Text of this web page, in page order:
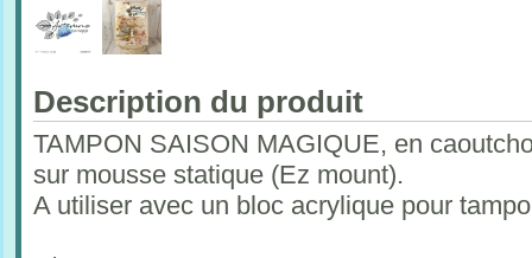
Description du produit
TAMPON SAISON MAGIQUE, en
sur mousse statique (Ez mount).
A utiliser avec un bloc acrylique pour